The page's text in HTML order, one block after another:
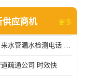
供应商机 更多
家庭自来水管漏水检测电话 服务周到
疏通公司 时效快